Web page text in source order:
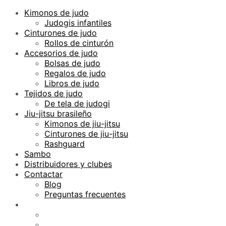
Kimonos de judo
Judogis infantiles
Cinturones de judo
Rollos de cinturón
Accesorios de judo
Bolsas de judo
Regalos de judo
Libros de judo
Tejidos de judo
De tela de judogi
Jiu-jitsu brasileño
Kimonos de jiu-jitsu
Cinturones de jiu-jitsu
Rashguard
Sambo
Distribuidores y clubes
Contactar
Blog
Preguntas frecuentes